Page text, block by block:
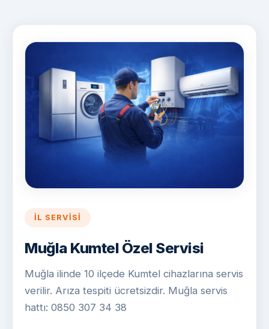
İL SERVISI
Muğla Kumtel Özel Servisi
Muğla ilinde 10 ilçede Kumtel cihazlarına servis
verilir. Arıza tespiti ücretsizdir. Muğla servis
hattı: 0850 307 34 38